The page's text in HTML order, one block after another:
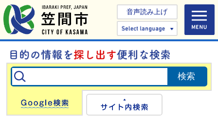
音声読み上げ
Select
Google検索